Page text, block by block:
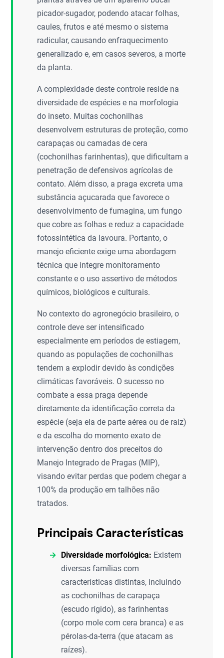
picador-sugador, podendo atacar folhas,
caules, frutos e até mesmo o sistema
radicular, causando enfraquecimento
generalizado e, em casos severos, a morte
da planta.
A complexidade deste controle reside na
diversidade de espécies e na morfologia
do inseto. Muitas cochonilhas
desenvolvem estruturas de proteção, como
carapaças ou camadas de cera
(cochonilhas farinhentas), que dificultam a
penetração de defensivos agrícolas de
contato. Além disso, a praga excreta uma
substância açucarada que favorece o
desenvolvimento de fumagina, um fungo
que cobre as folhas e reduz a capacidade
fotossintética da lavoura. Portanto, o
manejo eficiente exige uma abordagem
técnica que integre monitoramento
constante e o uso assertivo de métodos
químicos, biológicos e culturais.
No contexto do agronegócio brasileiro, o
controle deve ser intensificado
especialmente em períodos de estiagem,
quando as populações de cochonilhas
tendem a explodir devido às condições
climáticas favoráveis. O sucesso no
combate a essa praga depende
diretamente da identificação correta da
espécie (seja ela de parte aérea ou de raiz)
e da escolha do momento exato de
intervenção dentro dos preceitos do
Manejo Integrado de Pragas (MIP),
visando evitar perdas que podem chegar a
100% da produção em talhões não
tratados.
Principais Características
Diversidade morfológica: Existem
diversas famílias com
características distintas, incluindo
as cochonilhas de carapaça
(escudo rígido), as farinhentas
(corpo mole com cera branca) e as
pérolas-da-terra (que atacam as
raízes).